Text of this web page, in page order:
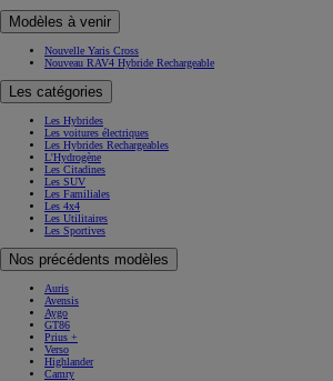
Modèles à venir
Nouvelle Yaris Cross
Nouveau RAV4 Hybride Rechargeable
Les catégories
Les Hybrides
Les voitures électriques
Les Hybrides Rechargeables
L'Hydrogène
Les Citadines
Les SUV
Les Familiales
Les 4x4
Les Utilitaires
Les Sportives
Nos précédents modèles
Auris
Avensis
Aygo
GT86
Prius +
Verso
Highlander
Camry